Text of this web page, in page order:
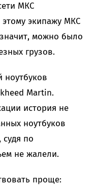
МКС
этому экипажу МКС
можно было
грузов.
ноутбуков
Martin.
история не
ноутбуков
судя по
не жалели.
проще: